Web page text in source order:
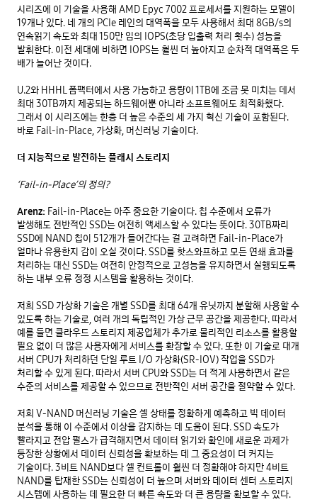
시리즈에 이 기술을 사용해 AMD Epyc 7002 프로세서를 지원하는 모델이
19개나 있다. 네 개의 PCIe 레인의 대역폭을 모두 사용해서 최대 8GB/s의
연속읽기 속도와 최대 150만 임의 IOPS(초당 입출력 처리 횟수) 성능을
발휘한다. 이전 세대에 비하면 IOPS는 훨씬 더 높아지고 순차적 대역폭은 두
배가 늘어난 것이다.
U.2와 HHHL 폼팩터에서 사용 가능하고 용량이 1TB에 조금 못 미치는 데서
최대 30TB까지 제공되는 하드웨어뿐 아니라 소프트웨어도 최적화했다.
그래서 이 시리즈에는 한층 더 높은 수준의 세 가지 혁신 기술이 포함된다.
바로 Fail-in-Place, 가상화, 머신러닝 기술이다.
더 지능적으로 발전하는 플래시 스토리지
‘Fail-in-Place’의 정의?
Arenz: Fail-in-Place는 아주 중요한 기술이다. 칩 수준에서 오류가
발생해도 전반적인 SSD는 여전히 액세스할 수 있다는 뜻이다. 30TB짜리
SSD에 NAND 칩이 512개가 들어간다는 걸 고려하면 Fail-in-Place가
얼마나 유용한지 감이 오실 것이다. SSD를 핫스와프하고 모든 연쇄 효과를
처리하는 대신 SSD는 여전히 안정적으로 고성능을 유지하면서 실행되도록
하는 내부 오류 정정 시스템을 활용하는 것이다.
저희 SSD 가상화 기술은 개별 SSD를 최대 64개 유닛까지 분할해 사용할 수
있도록 하는 기술로, 여러 개의 독립적인 가상 근무 공간을 제공한다. 따라서
예를 들면 클라우드 스토리지 제공업체가 추가로 물리적인 리소스를 활용할
필요 없이 더 많은 사용자에게 서비스를 확장할 수 있다. 또한 이 기술로 대개
서버 CPU가 처리하던 단일 루트 I/O 가상화(SR-IOV) 작업을 SSD가
처리할 수 있게 된다. 따라서 서버 CPU와 SSD는 더 적게 사용하면서 같은
수준의 서비스를 제공할 수 있으므로 전반적인 서버 공간을 절약할 수 있다.
저희 V-NAND 머신러닝 기술은 셀 상태를 정확하게 예측하고 빅 데이터
분석을 통해 이 수준에서 이상을 감지하는 데 도움이 된다. SSD 속도가
빨라지고 전압 펄스가 급격해지면서 데이터 읽기와 확인에 새로운 과제가
등장한 상황에서 데이터 신뢰성을 확보하는 데 그 중요성이 더 커지는
기술이다. 3비트 NAND보다 셀 컨트롤이 훨씬 더 정확해야 하지만 4비트
NAND를 탑재한 SSD는 신뢰성이 더 높으며 서버와 데이터 센터 스토리지
시스템에 사용하는 데 필요한 더 빠른 속도와 더 큰 용량을 확보할 수 있다.